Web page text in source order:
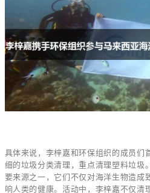
具体来说，李梓嘉和环保组织的成员们
细的垃圾分类清理，重点清理塑料垃圾
要来源之一，它们不仅对海洋生物造成
响人类的健康。活动中，李梓嘉不仅清